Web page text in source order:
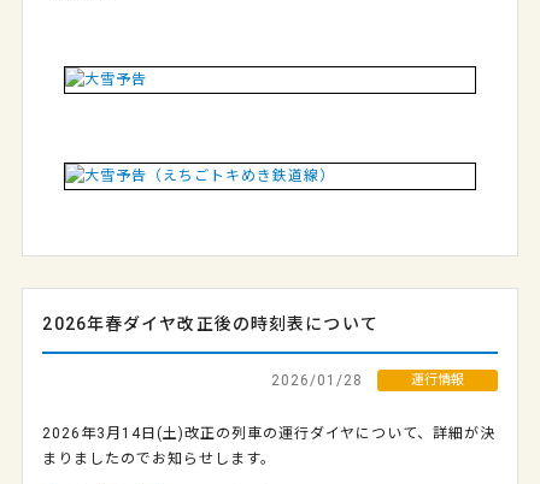
2026年春ダイヤ改正後の時刻表について
2026/01/28 運行情報
2026年3月14日(土)改正の列車の運行ダイヤについて、詳細が決
まりましたのでお知らせします。